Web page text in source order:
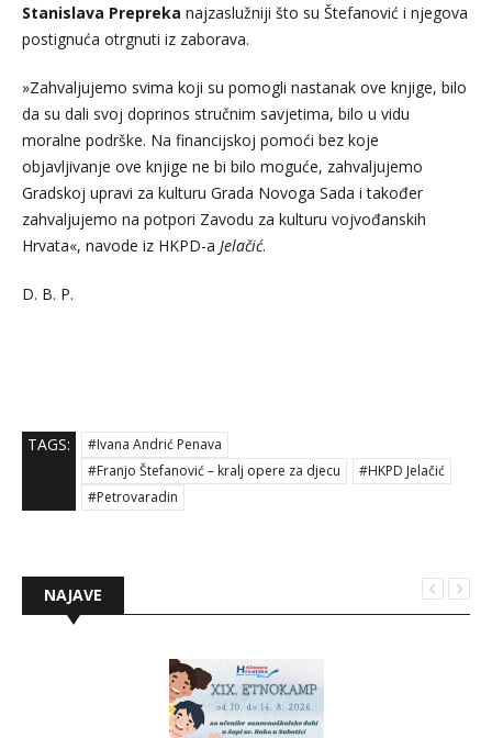
Stanislava Prepreka najzaslužniji što su Štefanović i njegova
postignuća otrgnuti iz zaborava.
»Zahvaljujemo svima koji su pomogli nastanak ove knjige, bilo
da su dali svoj doprinos stručnim savjetima, bilo u vidu
moralne podrške. Na financijskoj pomoći bez koje
objavljivanje ove knjige ne bi bilo moguće, zahvaljujemo
Gradskoj upravi za kulturu Grada Novoga Sada i također
zahvaljujemo na potpori Zavodu za kulturu vojvođanskih
Hrvata«, navode iz HKPD-a Jelačić.
D. B. P.
TAGS:
#Ivana Andrić Penava
#Franjo Štefanović – kralj opere za djecu
#HKPD Jelačić
#Petrovaradin
NAJAVE